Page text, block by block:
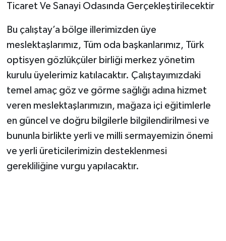
Ticaret Ve Sanayi Odasında Gerçekleştirilecektir
Bu çalıştay’a bölge illerimizden üye
meslektaşlarımız, Tüm oda başkanlarımız, Türk
optisyen gözlükçüler birliği merkez yönetim
kurulu üyelerimiz katılacaktır. Çalıştayımızdaki
temel amaç göz ve görme sağlığı adına hizmet
veren meslektaşlarımızın, mağaza içi eğitimlerle
en güncel ve doğru bilgilerle bilgilendirilmesi ve
bununla birlikte yerli ve milli sermayemizin önemi
ve yerli üreticilerimizin desteklenmesi
gerekliliğine vurgu yapılacaktır.